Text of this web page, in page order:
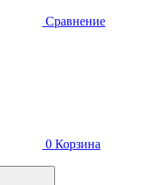
Сравнение
0 Корзина